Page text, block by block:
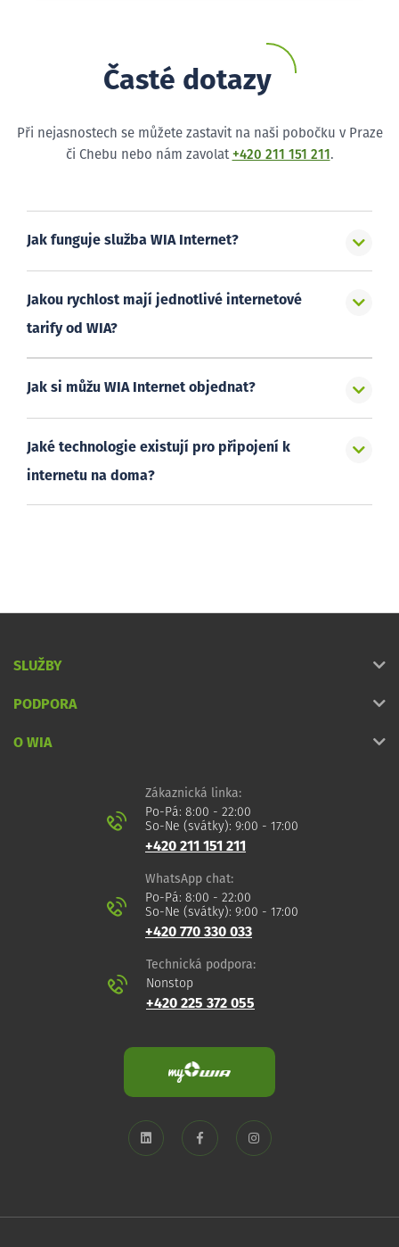
Časté dotazy
Při nejasnostech se můžete zastavit na naši pobočku v Praze
či Chebu nebo nám zavolat +420 211 151 211 .
Jak funguje služba WIA Internet?
Jakou rychlost mají jednotlivé internetové
tarify od WIA?
Jak si můžu WIA Internet objednat?
Jaké technologie existují pro připojení k
internetu na doma?
SLUŽBY
PODPORA
O WIA
Zákaznická linka:
Po-Pá: 8:00 - 22:00
So-Ne (svátky): 9:00 - 17:00
+420 211 151 211
WhatsApp chat:
Po-Pá: 8:00 - 22:00
So-Ne (svátky): 9:00 - 17:00
+420 770 330 033
Technická podpora:
Nonstop
+420 225 372 055